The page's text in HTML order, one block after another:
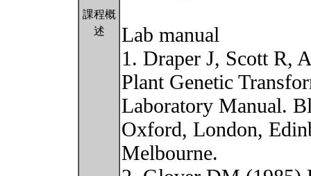
課程概
述
Lab manual
1. Draper J, Scott R,
Plant Genetic
Laboratory Manual.
Oxford, London,
Melbourne.